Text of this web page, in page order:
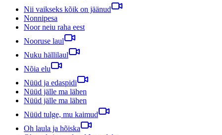
Nii vaikseks kõik on jäänud
Nonnipesa
Noor neiu raha eest
Nooruse laul
Nuku hällilaul
Nõia elu
Nüüd ja edaspidi
Nüüd jälle ma lähen
Nüüd jälle ma lähen
Nüüd tulge, mu kaimud
Oh laula ja hõiska